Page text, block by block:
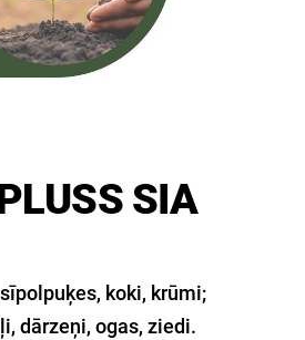
SIA
koki, krūmi;
dārzeņi, ogas, ziedi.